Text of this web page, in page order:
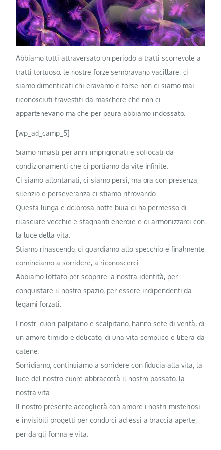
Abbiamo tutti attraversato un periodo a tratti scorrevole a
tratti tortuoso, le nostre forze sembravano vacillare; ci
siamo dimenticati chi eravamo e forse non ci siamo mai
riconosciuti travestiti da maschere che non ci
appartenevano ma che per paura abbiamo indossato.
[wp_ad_camp_5]
Siamo rimasti per anni imprigionati e soffocati da
condizionamenti che ci portiamo da vite infinite.
Ci siamo allontanati, ci siamo persi, ma ora con presenza,
silenzio e perseveranza ci stiamo ritrovando.
Questa lunga e dolorosa notte buia ci ha permesso di
rilasciare vecchie e stagnanti energie e di armonizzarci con
la luce della vita.
Stiamo rinascendo, ci guardiamo allo specchio e finalmente
cominciamo a sorridere, a riconoscerci.
Abbiamo lottato per scoprire la nostra identità, per
conquistare il nostro spazio, per essere indipendenti da
legami forzati.
I nostri cuori palpitano e scalpitano, hanno sete di verità, di
un amore timido e delicato, di una vita semplice e libera da
catene.
Sorridiamo, continuiamo a sorridere con fiducia alla vita, la
luce del nostro cuore abbraccerà il nostro passato, la
nostra vita.
Il nostro presente accoglierà con amore i nostri misteriosi
e invisibili progetti per condurci ad essi a braccia aperte,
per dargli forma e vita.